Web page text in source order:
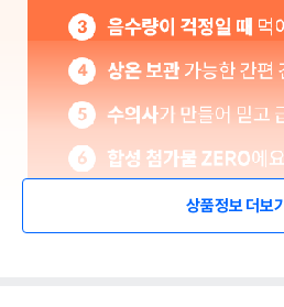
상품정보 더보기